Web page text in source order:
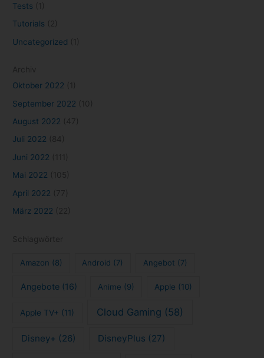
Tests
Tutorials
Uncategorized
Oktober 2022
September 2022
August 2022
Juli 2022
Juni 2022
Mai 2022
April 2022
März 2022
Amazon (8) Android (7) Angebot (7)
Angebote(16) Anime (9) Apple (10)
Apple TV+ (11) Cloud Gaming (58)
Disney+ (26) DisneyPlus (27)